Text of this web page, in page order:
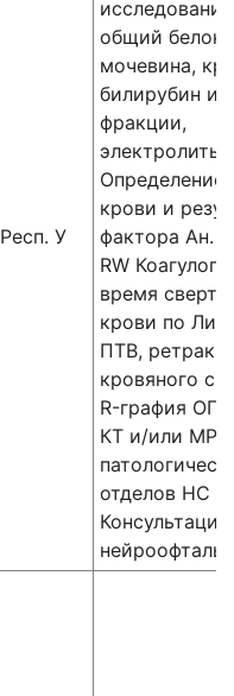
Респ. У
общий белок,
мочевина,
билирубин и
фракции,
электролиты,
Определение
крови и
фактора Ан.
RW
время
крови по Ли-
ПТВ,
кровяного
R-графия
КТ и/или МРТ
отделов НС
Консультация